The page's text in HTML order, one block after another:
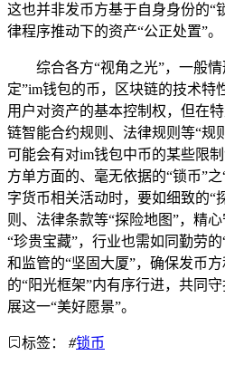
这也并非发币方基于自身身份的“
律程序推动下的资产“公正处置”。
综合各方“视角之光”，一般
定”im钱包的币，区块链的技术特
用户对资产的基本控制权，但在
链智能合约规则、法律规则等“规
可能会有对im钱包中币的某些限
方单方面的、毫无依据的“锁币”
字货币相关活动时，要如细致的“
则、法律条款等“探险地图”，精
“珍贵宝藏”，行业也需如同勤劳
和监管的“坚固大厦”，确保发币
的“阳光框架”内有序行进，共同
展这一“美好愿景”。
标签： #锁币